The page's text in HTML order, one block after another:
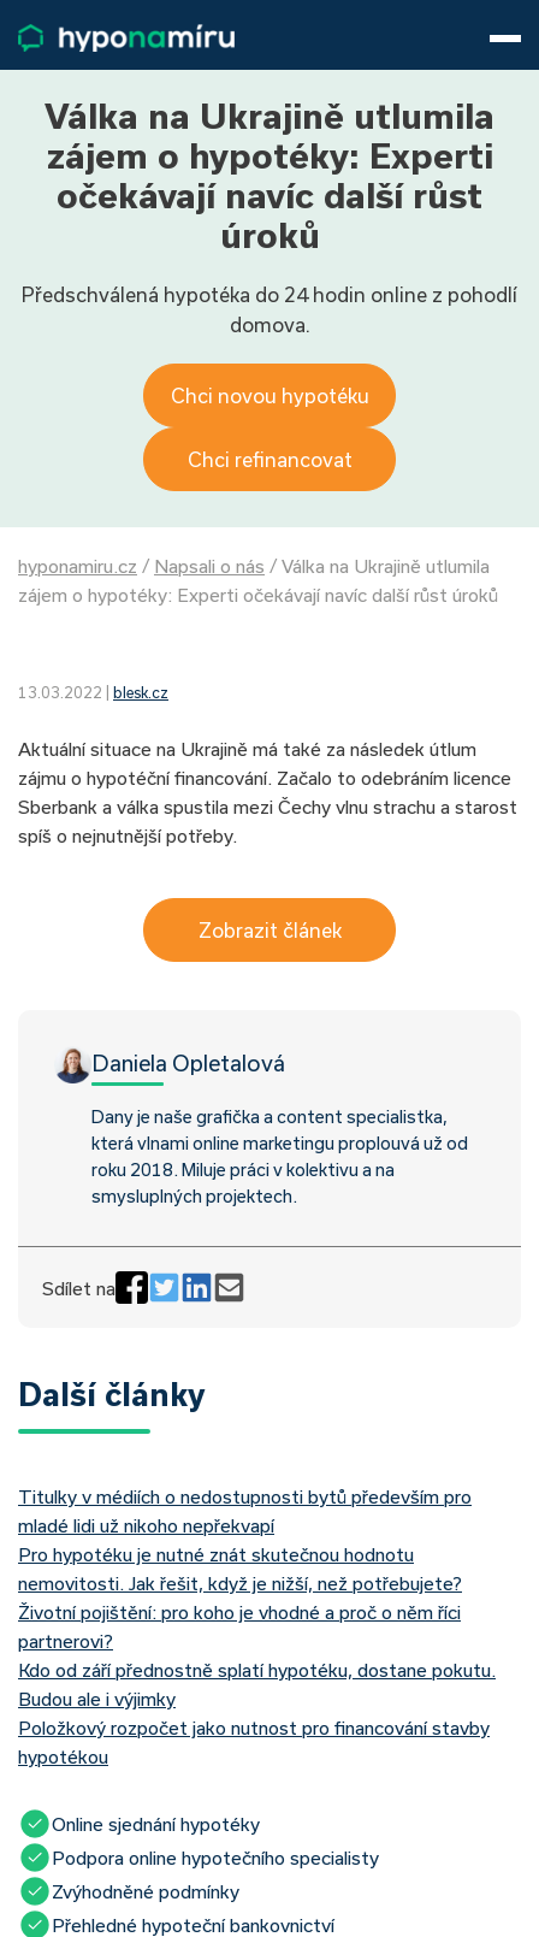
Životní pojištění
Pojištění nemovitosti
O nás
9−16 hod.
Válka na Ukrajině utlumila
zájem o hypotéky: Experti
očekávají navíc další růst
úroků
Předschválená hypotéka do 24 hodin online z pohodlí
domova.
Chci novou hypotéku
Chci refinancovat
hyponamiru.cz / Napsali o nás / Válka na Ukrajině utlumila
zájem o hypotéky: Experti očekávají navíc další růst úroků
13.03.2022 | blesk.cz
Aktuální situace na Ukrajině má také za následek útlum
zájmu o hypotéční financování. Začalo to odebráním licence
Sberbank a válka spustila mezi Čechy vlnu strachu a starost
spíš o nejnutnější potřeby.
Zobrazit článek
Daniela Opletalová
Dany je naše grafička a content specialistka,
která vlnami online marketingu proplouvá už od
roku 2018. Miluje práci v kolektivu a na
smysluplných projektech.
Sdílet na
Další články
Titulky v médiích o nedostupnosti bytů především pro
mladé lidi už nikoho nepřekvapí
Pro hypotéku je nutné znát skutečnou hodnotu
nemovitosti. Jak řešit, když je nižší, než potřebujete?
Životní pojištění: pro koho je vhodné a proč o něm říci
partnerovi?
Kdo od září přednostně splatí hypotéku, dostane pokutu.
Budou ale i výjimky
Položkový rozpočet jako nutnost pro financování stavby
hypotékou
Online sjednání hypotéky
Podpora online hypotečního specialisty
Zvýhodněné podmínky
Přehledné hypoteční bankovnictví